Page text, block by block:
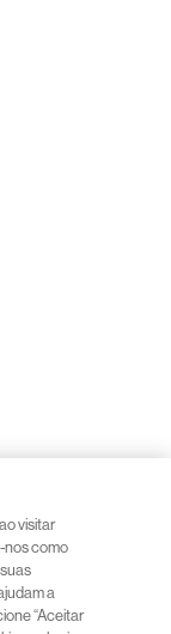
visitar
nos como
a
“Aceitar